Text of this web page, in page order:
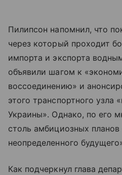
Пилипсон напомнил, что
через который проходит
импорта и экспорта
объявили шагом к
воссоединению» и
этого транспортного узла
Украины». Однако, по его
столь амбициозных
неопределенного
Как подчеркнул глава